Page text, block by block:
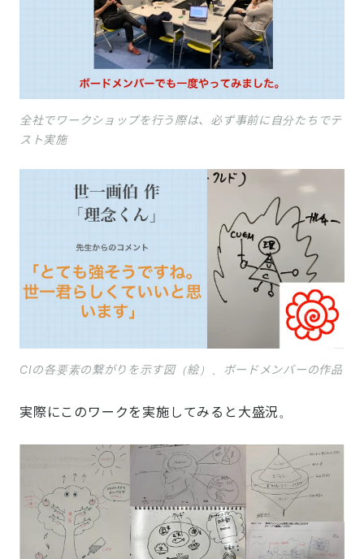
全社でワークショップを行う際は、必ず事前に自分たちでテ
スト実施
CIの各要素の繋がりを示す図（絵）、ボードメンバーの作品
実際にこのワークを実施してみると大盛況。